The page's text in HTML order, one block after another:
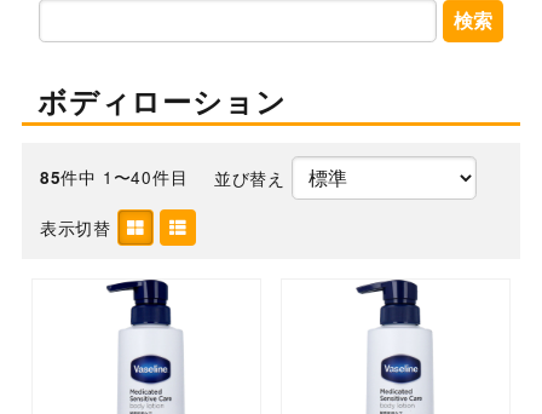
検索
ボディローション
85件中 1〜40件目 並び替え
表示切替